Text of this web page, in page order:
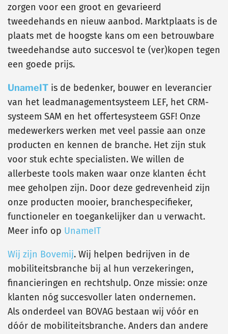
zorgen voor een groot en gevarieerd
tweedehands en nieuw aanbod. Marktplaats is de
plaats met de hoogste kans om een betrouwbare
tweedehandse auto succesvol te (ver)kopen tegen
een goede prijs.
UnameIT is de bedenker, bouwer en leverancier
van het leadmanagementsysteem LEF, het CRM-
systeem SAM en het offertesysteem GSF! Onze
medewerkers werken met veel passie aan onze
producten en kennen de branche. Het zijn stuk
voor stuk echte specialisten. We willen de
allerbeste tools maken waar onze klanten écht
mee geholpen zijn. Door deze gedrevenheid zijn
onze producten mooier, branchespecifieker,
functioneler en toegankelijker dan u verwacht.
Meer info op UnameIT
Wij zijn Bovemij. Wij helpen bedrijven in de
mobiliteitsbranche bij al hun verzekeringen,
financieringen en rechtshulp. Onze missie: onze
klanten nóg succesvoller laten ondernemen.
Als onderdeel van BOVAG bestaan wij vóór en
dóór de mobiliteitsbranche. Anders dan andere